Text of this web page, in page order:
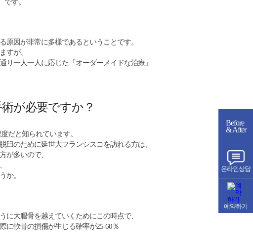
です。
原因が非常に多様であるということです。
すが、
一人一人に応じた「オーダーメイドな治療」
が必要ですか？
だと知られています。
のために延世大フランシスコを訪れる方は、
が多いので、
か。
に大腿骨を越えていくためにこの時点で、
に軟骨の損傷が生じる確率が25-60％
Before
& After
온라인상담
예약하기